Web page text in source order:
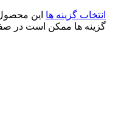
گزینه ها این محصول دارای
ها ممکن است در صفحه